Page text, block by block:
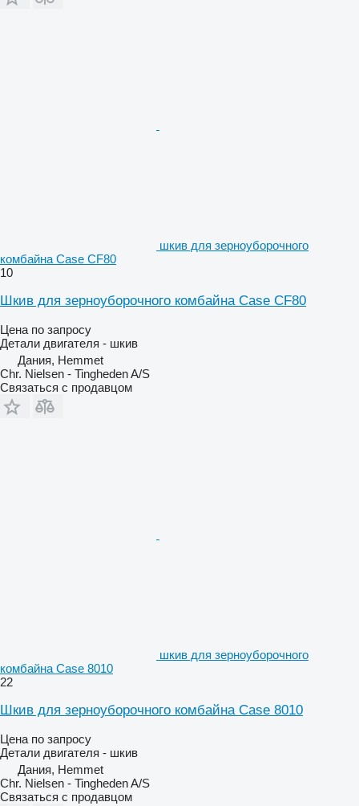
шкив для зерноуборочного
комбайна Case CF80
10
Шкив для зерноуборочного комбайна Case CF80
Цена по запросу
Детали двигателя - шкив
Дания, Hemmet
Chr. Nielsen - Tingheden A/S
Связаться с продавцом
шкив для зерноуборочного
комбайна Case 8010
22
Шкив для зерноуборочного комбайна Case 8010
Цена по запросу
Детали двигателя - шкив
Дания, Hemmet
Chr. Nielsen - Tingheden A/S
Связаться с продавцом